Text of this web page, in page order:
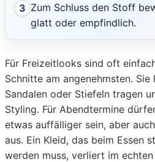
3 Zum Schluss den Stoff
glatt oder empfindlich.
Für Freizeitlooks sind oft
Schnitte am angenehmsten. Sie
Sandalen oder Stiefeln tragen
Styling. Für Abendtermine
etwas auffälliger sein, aber
aus. Ein Kleid, das beim Essen
werden muss, verliert im